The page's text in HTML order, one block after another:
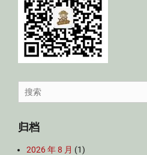
Search
for:
归档
2026 年 8 月 (1)